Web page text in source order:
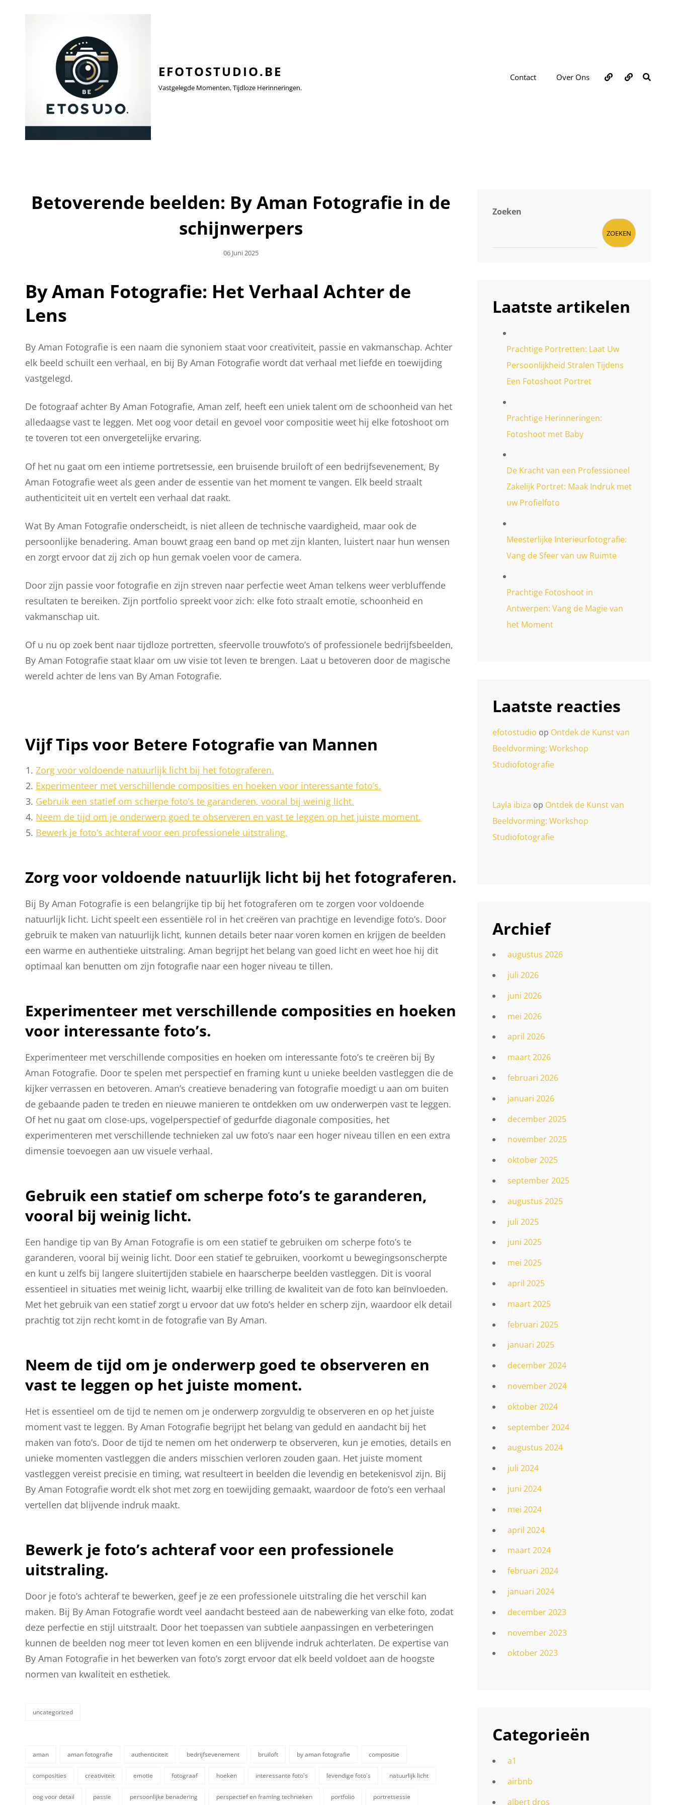
EFOTOSTUDIO.BE
Vastgelegde Momenten, Tijdloze Herinneringen.
Contact Over Ons Over
ons
Contact
Betoverende beelden: By Aman Fotografie in de
schijnwerpers
Geplaatst
06 Juni 2025
By Aman Fotografie: Het Verhaal Achter de
Lens
By Aman Fotografie is een naam die synoniem staat voor creativiteit, passie en vakmanschap. Achter
elk beeld schuilt een verhaal, en bij By Aman Fotografie wordt dat verhaal met liefde en toewijding
vastgelegd.
De fotograaf achter By Aman Fotografie, Aman zelf, heeft een uniek talent om de schoonheid van het
alledaagse vast te leggen. Met oog voor detail en gevoel voor compositie weet hij elke fotoshoot om
te toveren tot een onvergetelijke ervaring.
Of het nu gaat om een intieme portretsessie, een bruisende bruiloft of een bedrijfsevenement, By
Aman Fotografie weet als geen ander de essentie van het moment te vangen. Elk beeld straalt
authenticiteit uit en vertelt een verhaal dat raakt.
Wat By Aman Fotografie onderscheidt, is niet alleen de technische vaardigheid, maar ook de
persoonlijke benadering. Aman bouwt graag een band op met zijn klanten, luistert naar hun wensen
en zorgt ervoor dat zij zich op hun gemak voelen voor de camera.
Door zijn passie voor fotografie en zijn streven naar perfectie weet Aman telkens weer verbluffende
resultaten te bereiken. Zijn portfolio spreekt voor zich: elke foto straalt emotie, schoonheid en
vakmanschap uit.
Of u nu op zoek bent naar tijdloze portretten, sfeervolle trouwfoto’s of professionele bedrijfsbeelden,
By Aman Fotografie staat klaar om uw visie tot leven te brengen. Laat u betoveren door de magische
wereld achter de lens van By Aman Fotografie.
Vijf Tips voor Betere Fotografie van Mannen
Zorg voor voldoende natuurlijk licht bij het fotograferen.
Experimenteer met verschillende composities en hoeken voor interessante foto’s.
Gebruik een statief om scherpe foto’s te garanderen, vooral bij weinig licht.
Neem de tijd om je onderwerp goed te observeren en vast te leggen op het juiste moment.
Bewerk je foto’s achteraf voor een professionele uitstraling.
Zorg voor voldoende natuurlijk licht bij het fotograferen.
Bij By Aman Fotografie is een belangrijke tip bij het fotograferen om te zorgen voor voldoende
natuurlijk licht. Licht speelt een essentiële rol in het creëren van prachtige en levendige foto’s. Door
gebruik te maken van natuurlijk licht, kunnen details beter naar voren komen en krijgen de beelden
een warme en authentieke uitstraling. Aman begrijpt het belang van goed licht en weet hoe hij dit
optimaal kan benutten om zijn fotografie naar een hoger niveau te tillen.
Experimenteer met verschillende composities en hoeken
voor interessante foto’s.
Experimenteer met verschillende composities en hoeken om interessante foto’s te creëren bij By
Aman Fotografie. Door te spelen met perspectief en framing kunt u unieke beelden vastleggen die de
kijker verrassen en betoveren. Aman’s creatieve benadering van fotografie moedigt u aan om buiten
de gebaande paden te treden en nieuwe manieren te ontdekken om uw onderwerpen vast te leggen.
Of het nu gaat om close-ups, vogelperspectief of gedurfde diagonale composities, het
experimenteren met verschillende technieken zal uw foto’s naar een hoger niveau tillen en een extra
dimensie toevoegen aan uw visuele verhaal.
Gebruik een statief om scherpe foto’s te garanderen,
vooral bij weinig licht.
Een handige tip van By Aman Fotografie is om een statief te gebruiken om scherpe foto’s te
garanderen, vooral bij weinig licht. Door een statief te gebruiken, voorkomt u bewegingsonscherpte
en kunt u zelfs bij langere sluitertijden stabiele en haarscherpe beelden vastleggen. Dit is vooral
essentieel in situaties met weinig licht, waarbij elke trilling de kwaliteit van de foto kan beïnvloeden.
Met het gebruik van een statief zorgt u ervoor dat uw foto’s helder en scherp zijn, waardoor elk detail
prachtig tot zijn recht komt in de fotografie van By Aman.
Neem de tijd om je onderwerp goed te observeren en
vast te leggen op het juiste moment.
Het is essentieel om de tijd te nemen om je onderwerp zorgvuldig te observeren en op het juiste
moment vast te leggen. By Aman Fotografie begrijpt het belang van geduld en aandacht bij het
maken van foto’s. Door de tijd te nemen om het onderwerp te observeren, kun je emoties, details en
unieke momenten vastleggen die anders misschien verloren zouden gaan. Het juiste moment
vastleggen vereist precisie en timing, wat resulteert in beelden die levendig en betekenisvol zijn. Bij
By Aman Fotografie wordt elk shot met zorg en toewijding gemaakt, waardoor de foto’s een verhaal
vertellen dat blijvende indruk maakt.
Bewerk je foto’s achteraf voor een professionele
uitstraling.
Door je foto’s achteraf te bewerken, geef je ze een professionele uitstraling die het verschil kan
maken. Bij By Aman Fotografie wordt veel aandacht besteed aan de nabewerking van elke foto, zodat
deze perfectie en stijl uitstraalt. Door het toepassen van subtiele aanpassingen en verbeteringen
kunnen de beelden nog meer tot leven komen en een blijvende indruk achterlaten. De expertise van
By Aman Fotografie in het bewerken van foto’s zorgt ervoor dat elk beeld voldoet aan de hoogste
normen van kwaliteit en esthetiek.
categorieën
uncategorized
aman aman fotografie authenticiteit bedrijfsevenement bruiloft by aman fotografie compositie
composities creativiteit emotie fotograaf hoeken interessante foto's levendige foto's natuurlijk licht
oog voor detail passie persoonlijke benadering perspectief en framing technieken portfolio portretsessie
Zoeken
ZOEKEN
Laatste artikelen
Prachtige Portretten: Laat Uw
Persoonlijkheid Stralen Tijdens
Een Fotoshoot Portret
Prachtige Herinneringen:
Fotoshoot met Baby
De Kracht van een Professioneel
Zakelijk Portret: Maak Indruk met
uw Profielfoto
Meesterlijke Interieurfotografie:
Vang de Sfeer van uw Ruimte
Prachtige Fotoshoot in
Antwerpen: Vang de Magie van
het Moment
Laatste reacties
efotostudio op Ontdek de Kunst van
Beeldvorming: Workshop
Studiofotografie
Layla ibiza op Ontdek de Kunst van
Beeldvorming: Workshop
Studiofotografie
Archief
augustus 2026
juli 2026
juni 2026
mei 2026
april 2026
maart 2026
februari 2026
januari 2026
december 2025
november 2025
oktober 2025
september 2025
augustus 2025
juli 2025
juni 2025
mei 2025
april 2025
maart 2025
februari 2025
januari 2025
december 2024
november 2024
oktober 2024
september 2024
augustus 2024
juli 2024
juni 2024
mei 2024
april 2024
maart 2024
februari 2024
januari 2024
december 2023
november 2023
oktober 2023
Categorieën
a1
airbnb
albert dros